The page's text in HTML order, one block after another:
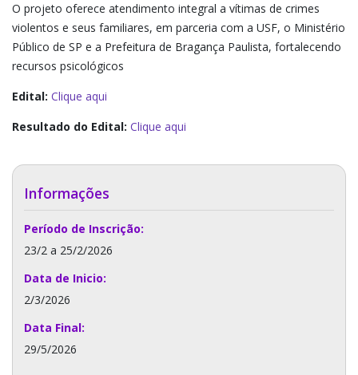
O projeto oferece atendimento integral a vítimas de crimes
violentos e seus familiares, em parceria com a USF, o Ministério
Público de SP e a Prefeitura de Bragança Paulista, fortalecendo
recursos psicológicos
Edital: Clique aqui
Resultado do Edital: Clique aqui
Informações
Período de Inscrição:
23/2 a 25/2/2026
Data de Inicio:
2/3/2026
Data Final:
29/5/2026